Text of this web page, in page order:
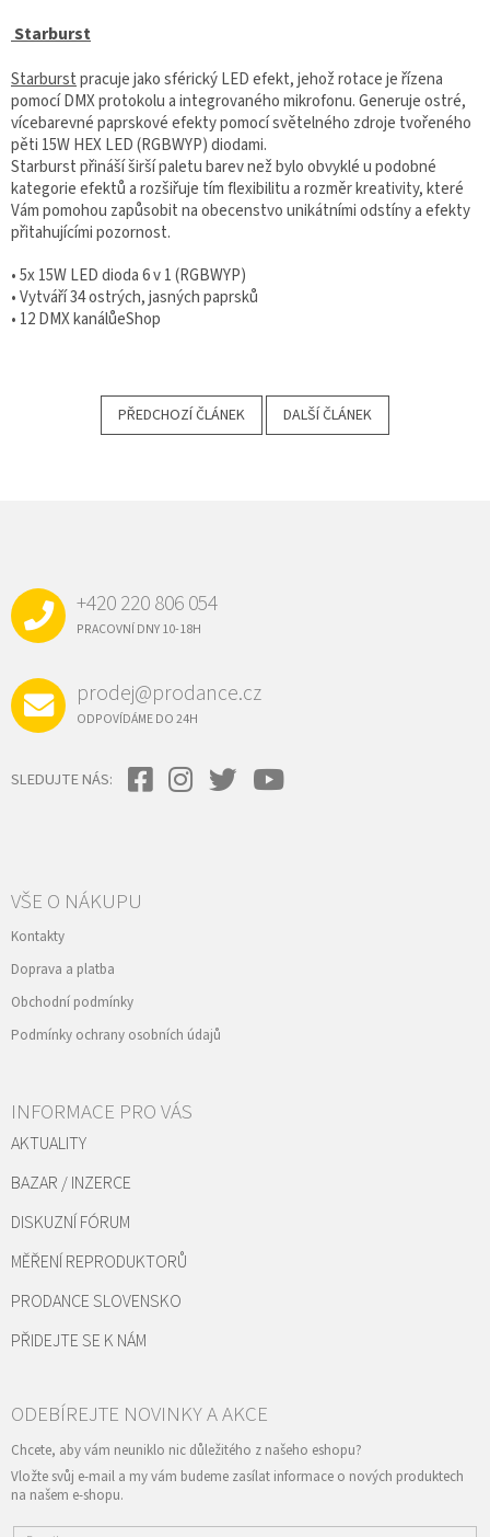
Starburst
Starburstpracuje jako sférický LED efekt, jehož rotace je řízena
pomocí DMX protokolu a integrovaného mikrofonu. Generuje ostré,
vícebarevné paprskové efekty pomocí světelného zdroje tvořeného
pěti 15W HEX LED (RGBWYP) diodami.
Starburst přináší širší paletu barev než bylo obvyklé u podobné
kategorie efektů a rozšiřuje tím flexibilitu a rozměr kreativity, které
Vám pomohou zapůsobit na obecenstvo unikátními odstíny a efekty
přitahujícími pozornost.
• 5x 15W LED dioda 6 v 1 (RGBWYP)
• Vytváří 34 ostrých, jasných paprsků
• 12 DMX kanálůeShop
PŘEDCHOZÍ ČLÁNEK DALŠÍ ČLÁNEK
+420 220 806 054
PRACOVNÍ DNY 10-18H
prodej@prodance.cz
ODPOVÍDÁME DO 24H
SLEDUJTE NÁS:
VŠE O NÁKUPU
Kontakty
Doprava a platba
Obchodní podmínky
Podmínky ochrany osobních údajů
INFORMACE PRO VÁS
AKTUALITY
BAZAR / INZERCE
DISKUZNÍ FÓRUM
MĚŘENÍ REPRODUKTORŮ
PRODANCE SLOVENSKO
PŘIDEJTE SE K NÁM
Vložte svůj e-mail a my vám budeme zasílat informace o nových produktech
na našem e-shopu.